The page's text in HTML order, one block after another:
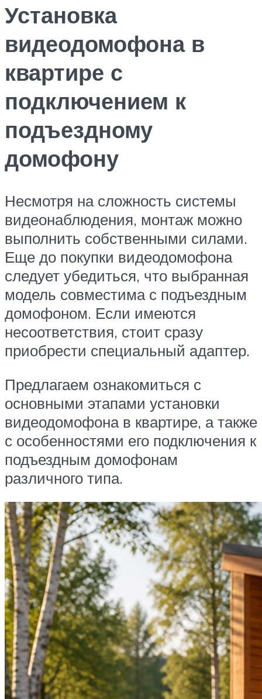
Установка
видеодомофона в
квартире с
подключением к
подъездному
домофону
Несмотря на сложность системы
видеонаблюдения, монтаж можно
выполнить собственными силами.
Еще до покупки видеодомофона
следует убедиться, что выбранная
модель совместима с подъездным
домофоном. Если имеются
несоответствия, стоит сразу
приобрести специальный адаптер.
Предлагаем ознакомиться с
основными этапами установки
видеодомофона в квартире, а также
с особенностями его подключения к
подъездным домофонам
различного типа.